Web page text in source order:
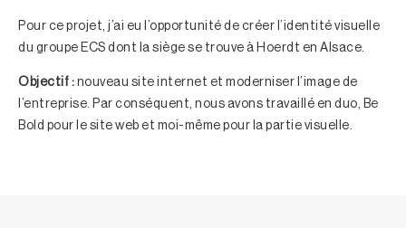
Pour ce projet, j’ai eu l’opportunité de créer l’identité visuelle
du groupe ECS dont la siège se trouve à Hoerdt en Alsace.
Objectif : nouveau site internet et moderniser l’image de
l’entreprise. Par conséquent, nous avons travaillé en duo, Be
Bold pour le site web et moi-même pour la partie visuelle.